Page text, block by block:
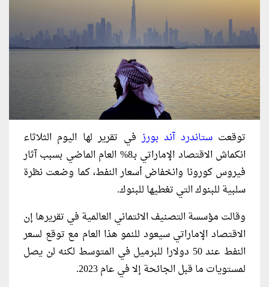
توقعتستاندرد آند بورزفي تقرير لها اليوم الثلاثاء
انكماش الاقتصاد الإماراتي بـ8% العام الماضي بسبب آثار
فيروس كورونا وانخفاض أسعار النفط، كما وضعت نظرة
سلبية للبنوك التي تغطيها للبنوك.
وقالت مؤسسة التصنيف الائتماني العالمية في تقريرها إن
الاقتصاد الإماراتي سيعود للنمو هذا العام مع توقع لسعر
النفط عند 50 دولارا للبرميل في المتوسط لكنه لن يصل
لمستويات ما قبل الجائحة إلا في عام 2023.